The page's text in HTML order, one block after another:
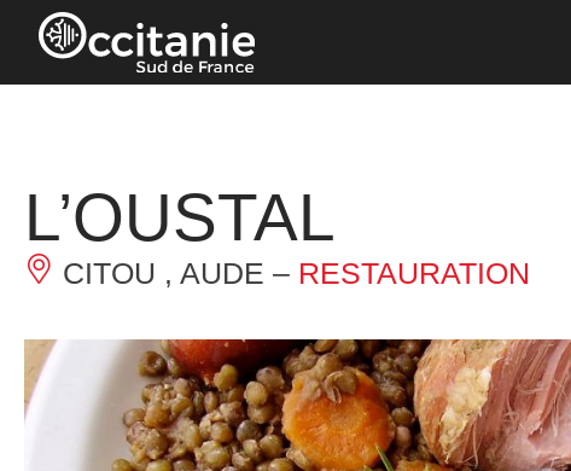
Panneau de gestion des cookies
L’OUSTAL
CITOU , AUDE – RESTAURATION